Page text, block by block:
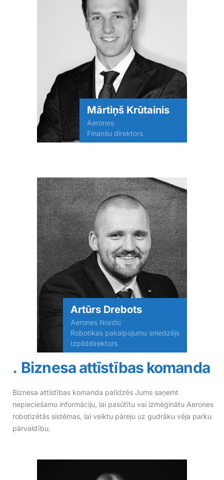
Mārtiņš Krūtainis
Aerones
Finanšu direktors
Artūrs Drebots
Aerones Nordic
Robotikas pakalpojumu sniedzējs
Izpilddirektors
Biznesa attīstības komanda
Biznesa attīstības komanda palīdzēs Jums saņemt
nepieciešamo informāciju, lai pasūtītu vai izmēģinātu Aerones
robotizētās sistēmas, lai veiktu pāreju uz gudrāku vēja parku
pārvaldību.